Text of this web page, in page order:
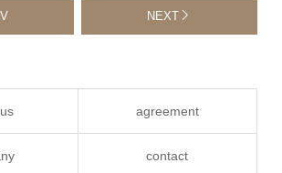
NEXT
agreement
contact